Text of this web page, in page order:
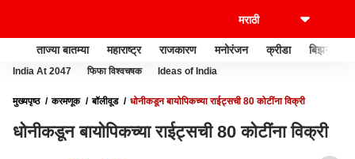
ताज्या बातम्या महाराष्ट्र राजकारण मनोरंजन क्रीडा बिझनेस
India At 2047 फिफा विश्वचषक Ideas of India
मुख्यपृष्ठ करमणूक बॉलीवूड धोनीकडून बायोपिकच्या राईट्सची 80 कोटींना विक्री
धोनीकडून बायोपिकच्या राईट्सची 80 कोटींना विक्री